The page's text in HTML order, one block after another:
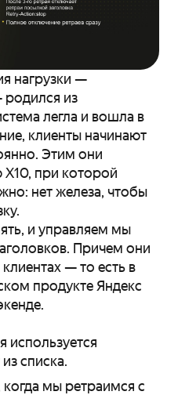
нагрузки —
из
легла и вошла в
клиенты начинают
Этим они
при которой
нет железа, чтобы
и управляем мы
Причем они
— то есть в
продукте Яндекс
используется
списка.
мы ретраимся с